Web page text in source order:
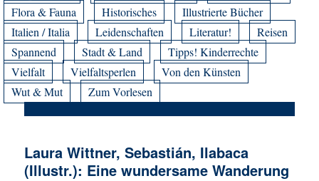
Flora & Fauna
Historisches
Illustrierte Bücher
Italien / Italia
Leidenschaften Literatur!
Reisen
Spannend
Stadt & Land
Tipps! Kinderrechte
Vielfalt
Vielfaltsperlen
Von den Künsten
Wut & Mut
Zum Vorlesen
Laura Wittner, Sebastián, Ilabaca
(Illustr.): Eine wundersame Wanderung